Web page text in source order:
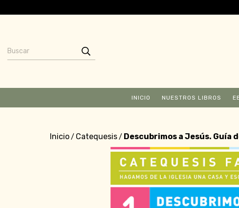
INICIO NUESTROS LIBROS
Inicio/ Catequesis/ Descubrimos a Jesús. Guía